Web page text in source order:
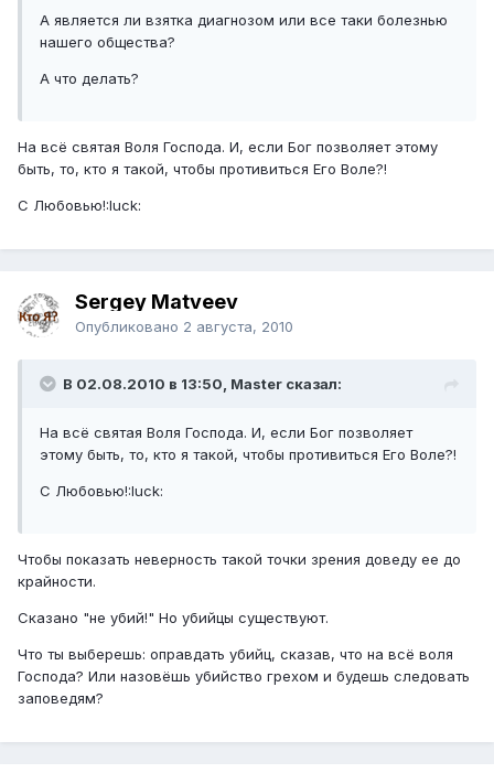
А является ли взятка диагнозом или все таки болезнью
нашего общества?
А что делать?
На всё святая Воля Господа. И, если Бог позволяет этому
быть, то, кто я такой, чтобы противиться Его Воле?!
С Любовью!:luck:
Sergey Matveev
Опубликовано 2 августа, 2010
В 02.08.2010 в 13:50, Master сказал:
На всё святая Воля Господа. И, если Бог позволяет
этому быть, то, кто я такой, чтобы противиться Его Воле?!
С Любовью!:luck:
Чтобы показать неверность такой точки зрения доведу ее до
крайности.
Сказано "не убий!" Но убийцы существуют.
Что ты выберешь: оправдать убийц, сказав, что на всё воля
Господа? Или назовёшь убийство грехом и будешь следовать
заповедям?